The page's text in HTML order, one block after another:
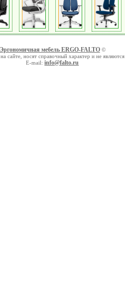
Эргономичная мебель ERGO-FALTO©
сайте, носят справочный характер и не
E-mail:info@falto.ru